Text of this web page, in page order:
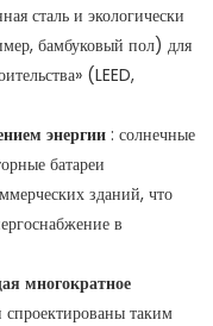
сталь и экологически
бамбуковый пол) для
(LEED,
энергии: солнечные
батареи
зданий, что
в
многократное
таким